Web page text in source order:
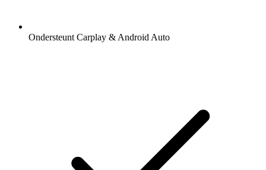
Ondersteunt Carplay & Android Auto